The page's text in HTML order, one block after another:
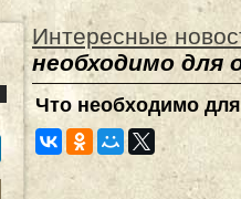
Интересные
необходимо для
Что необходимо